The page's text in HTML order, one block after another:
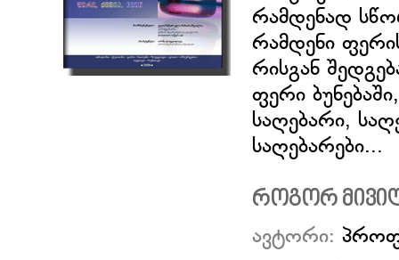
რამდენად
რამდენი
რისგან
ფერი
საღებარი,
საღებარები...
როგორ
ავტორი: